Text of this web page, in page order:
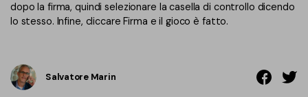
dopo la firma, quindi selezionare la casella di controllo dicendo
lo stesso. Infine, cliccare Firma e il gioco è fatto.
Salvatore Marin